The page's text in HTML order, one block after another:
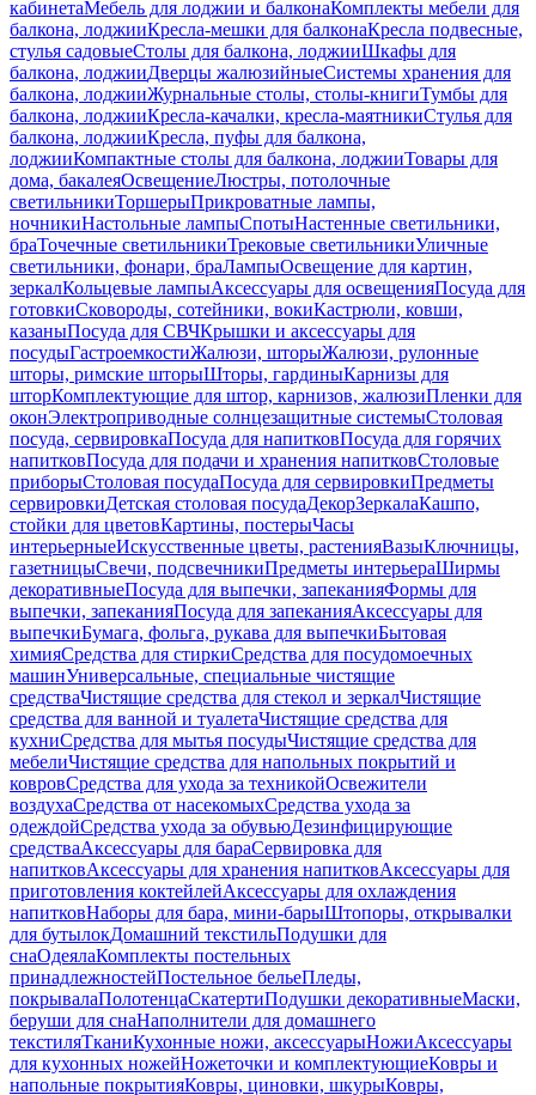
кабинетаМебель для лоджии и балконаКомплекты мебели для
балкона, лоджииКресла-мешки для балконаКресла подвесные,
стулья садовыеСтолы для балкона, лоджииШкафы для
балкона, лоджииДверцы жалюзийныеСистемы хранения для
балкона, лоджииЖурнальные столы, столы-книгиТумбы для
балкона, лоджииКресла-качалки, кресла-маятникиСтулья для
балкона, лоджииКресла, пуфы для балкона,
лоджииКомпактные столы для балкона, лоджииТовары для
дома, бакалеяОсвещениеЛюстры, потолочные
светильникиТоршерыПрикроватные лампы,
ночникиНастольные лампыСпотыНастенные светильники,
браТочечные светильникиТрековые светильникиУличные
светильники, фонари, браЛампыОсвещение для картин,
зеркалКольцевые лампыАксессуары для освещенияПосуда для
готовкиСковороды, сотейники, вокиКастрюли, ковши,
казаныПосуда для СВЧКрышки и аксессуары для
посудыГастроемкостиЖалюзи, шторыЖалюзи, рулонные
шторы, римские шторыШторы, гардиныКарнизы для
шторКомплектующие для штор, карнизов, жалюзиПленки для
оконЭлектроприводные солнцезащитные системыСтоловая
посуда, сервировкаПосуда для напитковПосуда для горячих
напитковПосуда для подачи и хранения напитковСтоловые
приборыСтоловая посудаПосуда для сервировкиПредметы
сервировкиДетская столовая посудаДекорЗеркалаКашпо,
стойки для цветовКартины, постерыЧасы
интерьерныеИскусственные цветы, растенияВазыКлючницы,
газетницыСвечи, подсвечникиПредметы интерьераШирмы
декоративныеПосуда для выпечки, запеканияФормы для
выпечки, запеканияПосуда для запеканияАксессуары для
выпечкиБумага, фольга, рукава для выпечкиБытовая
химияСредства для стиркиСредства для посудомоечных
машинУниверсальные, специальные чистящие
средстваЧистящие средства для стекол и зеркалЧистящие
средства для ванной и туалетаЧистящие средства для
кухниСредства для мытья посудыЧистящие средства для
мебелиЧистящие средства для напольных покрытий и
ковровСредства для ухода за техникойОсвежители
воздухаСредства от насекомыхСредства ухода за
одеждойСредства ухода за обувьюДезинфицирующие
средстваАксессуары для бараСервировка для
напитковАксессуары для хранения напитковАксессуары для
приготовления коктейлейАксессуары для охлаждения
напитковНаборы для бара, мини-барыШтопоры, открывалки
для бутылокДомашний текстильПодушки для
снаОдеялаКомплекты постельных
принадлежностейПостельное бельеПледы,
покрывалаПолотенцаСкатертиПодушки декоративныеМаски,
беруши для снаНаполнители для домашнего
текстиляТканиКухонные ножи, аксессуарыНожиАксессуары
для кухонных ножейНожеточки и комплектующиеКовры и
напольные покрытияКовры, циновки, шкурыКовры,